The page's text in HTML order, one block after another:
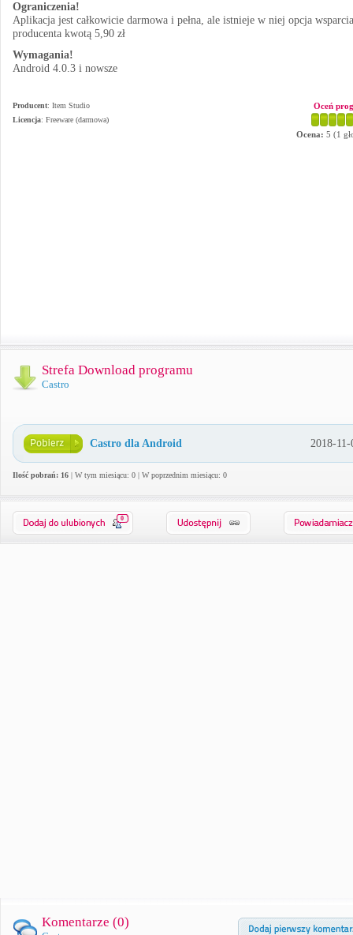
Ograniczenia!
Aplikacja jest całkowicie darmowa i pełna, ale istnieje w niej opcja wsparcia
producenta kwotą 5,90 zł
Wymagania!
Android 4.0.3 i nowsze
Producent: Item Studio
Licencja: Freeware (darmowa)
Oceń
Ocena: 5 (1
Strefa Download programu
Castro
Castro dla Android 2018-11-
Ilość pobrań: 16 | W tym miesiącu: 0 | W poprzednim miesiącu: 0
0
Komentarze (0)